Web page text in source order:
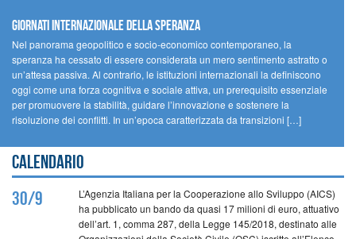
GIORNATI INTERNAZIONALE DELLA SPERANZA
Nel panorama geopolitico e socio-economico contemporaneo, la
speranza ha cessato di essere considerata un mero sentimento astratto o
un’attesa passiva. Al contrario, le istituzioni internazionali la definiscono
oggi come una forza cognitiva e sociale attiva, un prerequisito essenziale
per promuovere la stabilità, guidare l’innovazione e sostenere la
risoluzione dei conflitti. In un’epoca caratterizzata da transizioni […]
Calendario
30/9
L’Agenzia Italiana per la Cooperazione allo Sviluppo (AICS)
ha pubblicato un bando da quasi 17 milioni di euro, attuativo
dell’art. 1, comma 287, della Legge 145/2018, destinato alle